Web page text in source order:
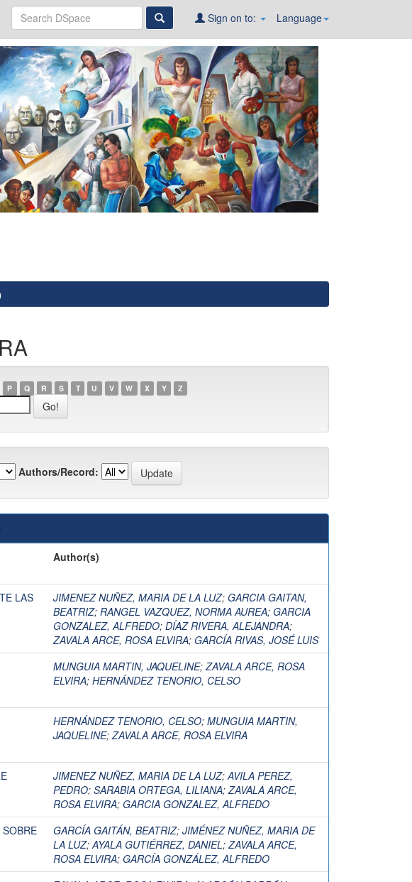
Language
Sign on to:
P Q R S T U V W X Y Z
Authors/Record:
Author(s)
LAS
JIMENEZ NUÑEZ, MARIA DE LA LUZ; GARCIA GAITAN,
BEATRIZ; RANGEL VAZQUEZ, NORMA AUREA; GARCIA
GONZALEZ, ALFREDO; DÍAZ RIVERA, ALEJANDRA;
ZAVALA ARCE, ROSA ELVIRA; GARCÍA RIVAS, JOSÉ LUIS
MUNGUIA MARTIN, JAQUELINE;ZAVALA ARCE, ROSA
ELVIRA; HERNÁNDEZ TENORIO, CELSO
HERNÁNDEZ TENORIO, CELSO; MUNGUIA MARTIN,
JAQUELINE;ZAVALA ARCE, ROSA ELVIRA
JIMENEZ NUÑEZ, MARIA DE LA LUZ;AVILA PEREZ,
PEDRO; SARABIA ORTEGA, LILIANA;ZAVALA ARCE,
ROSA ELVIRA; GARCIA GONZALEZ, ALFREDO
GARCÍA GAITÁN, BEATRIZ; JIMÉNEZ NUÑEZ, MARIA DE
LA LUZ;AYALA GUTIÉRREZ, DANIEL;ZAVALA ARCE,
ROSA ELVIRA; GARCÍA GONZÁLEZ, ALFREDO